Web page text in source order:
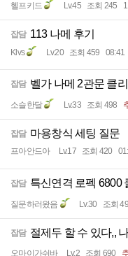
헬프키드 Lv.45 조회 245
잡담 113 나메 후기
Klvs Lv.20 조회 459 08:41
잡담 벨가 나메 2관문 클
소슬한달 Lv.33 조회 498
잡담 마용창식 세팅 질문
프아안드아 Lv.17 조회 420
잡담 특신연격 로펙 6800
질문하러왔음 Lv.30 조회
잡담 절제두 할 수 있다,,
오마이가쉬바 Lv.2 조회 690